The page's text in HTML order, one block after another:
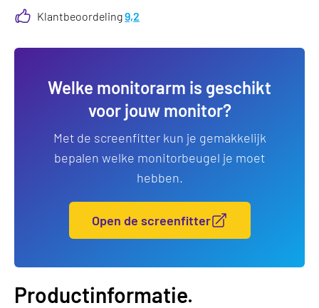
Klantbeoordeling9,2
Welke monitorarm is geschikt
voor jouw monitor?
Met de screenfitter kun je gemakkelijk
bepalen welke monitorbeugel je moet
hebben.
Open de screenfitter
Productinformatie.